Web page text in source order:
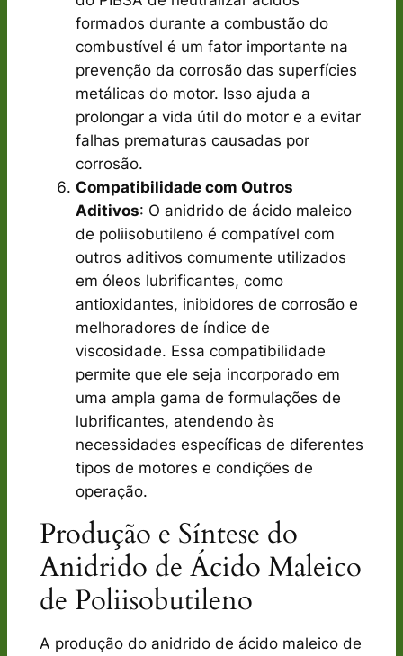
formados durante a combustão do
combustível é um fator importante na
prevenção da corrosão das superfícies
metálicas do motor. Isso ajuda a
prolongar a vida útil do motor e a evitar
falhas prematuras causadas por
corrosão.
Compatibilidade com Outros
Aditivos: O anidrido de ácido maleico
de poliisobutileno é compatível com
outros aditivos comumente utilizados
em óleos lubrificantes, como
antioxidantes, inibidores de corrosão e
melhoradores de índice de
viscosidade. Essa compatibilidade
permite que ele seja incorporado em
uma ampla gama de formulações de
lubrificantes, atendendo às
necessidades específicas de diferentes
tipos de motores e condições de
operação.
Produção e Síntese do
Anidrido de Ácido Maleico
de Poliisobutileno
A produção do anidrido de ácido maleico de